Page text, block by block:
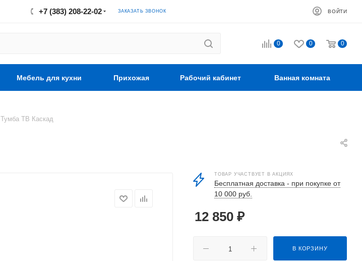
+7 (383) 208-22-02 ЗАКАЗАТЬ ЗВОНОК ВОЙТИ
0 0 0
Мебель для кухни Прихожая Рабочий кабинет Ванная комната
Тумба ТВ Каскад
ТОВАР УЧАСТВУЕТ В АКЦИЯХ
Бесплатная доставка - при покупке от
10 000 руб.
12 850 ₽
В КОРЗИНУ